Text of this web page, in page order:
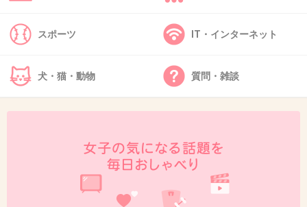
37. 匿名
がるちゃんで演技褒められてるたまに見るけどどこが？
2018/11/16(金) 12:07:49
昔の三浦春馬と多部未華子の僕のいた時間ってドラマに出
てた時は、演技うまいと思った
スポーツ IT・インターネット
犬・猫・動物 質問・雑談